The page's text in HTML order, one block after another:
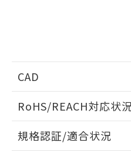
CAD
ドすることができます。
ログイ
RoHS/REACH対応状
EU RoHS 注意事項・凡
規格認証/適合状況
および当社の
品・サービスに
引・商談に必
をご了承くださ
※当社の共同利
下記の非含有証明書
とができます。
EU RoHS指令（10物
51物質の非含有証明
い合わせください。